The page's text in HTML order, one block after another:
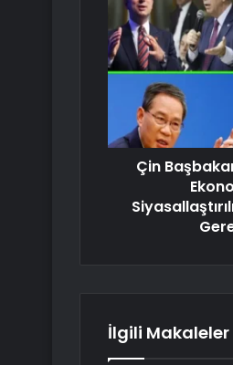
Çin
İlgili Makaleler